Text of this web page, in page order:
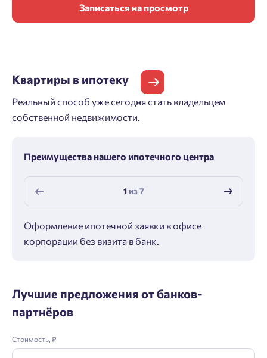
Записаться на просмотр
Квартиры в ипотеку
Реальный способ уже сегодня стать владельцем
собственной недвижимости.
Преимущества нашего ипотечного центра
1из7
Оформление ипотечной заявки в офисе
корпорации без визита в банк.
Лучшие предложения от банков-
партнёров
Стоимость, ₽